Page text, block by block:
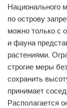
Национального
по острову
можно только с
и фауна
растениями.
строгие меры
сохранить
принимает
Располагается